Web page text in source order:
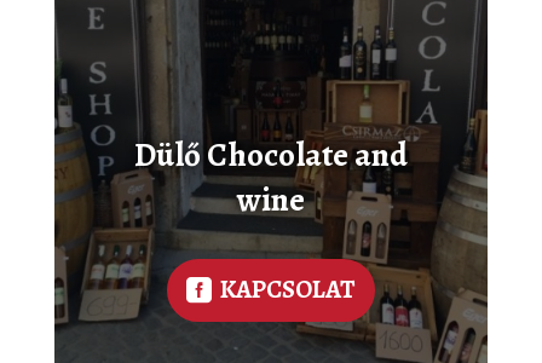
Dülő Chocolate and
wine
KAPCSOLAT